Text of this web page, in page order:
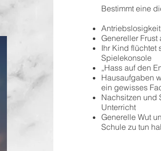
Bestimmt eine
Genereller Frust
Ihr Kind flüchtet
Spielekonsole
„Hass auf den
Hausaufgaben
ein gewisses
Nachsitzen und
Unterricht
Generelle Wut
Schule zu tun